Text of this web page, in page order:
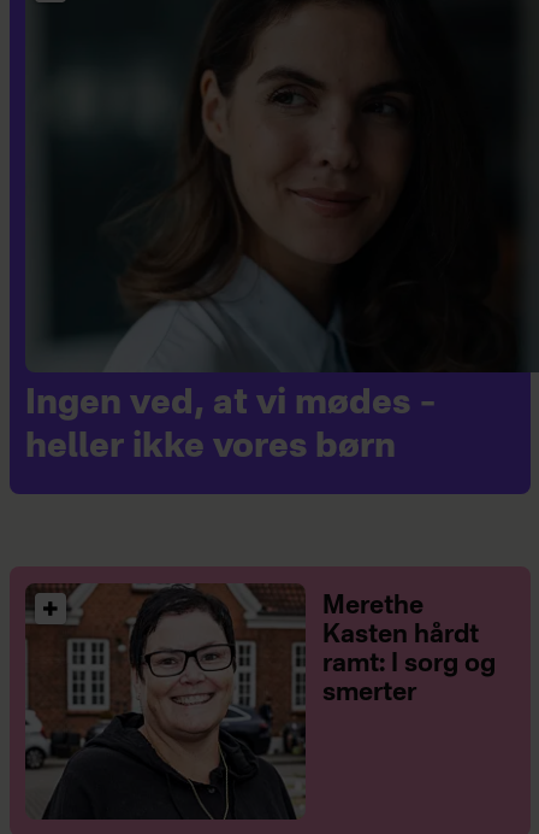
Ingen ved, at vi mødes –
heller ikke vores børn
Merethe
Kasten hårdt
ramt: I sorg og
smerter